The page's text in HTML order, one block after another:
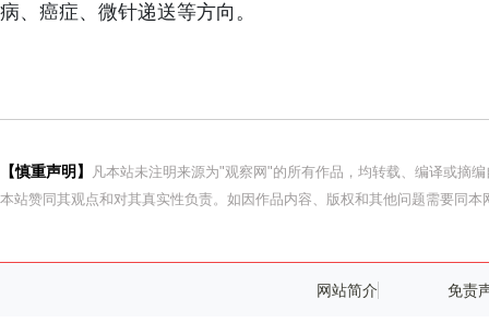
病、癌症、微针递送等方向。
【慎重声明】
凡本站未注明来源为"观察网"的所有作品，均转载、编译或摘
本站赞同其观点和对其真实性负责。如因作品内容、版权和其他问题需要同本
网站简介 免责